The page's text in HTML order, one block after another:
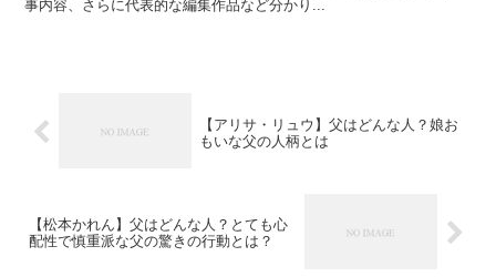
事内容、さらに代表的な編集作品など分かり...
【アリサ・リュウ】父はどんな人？娘お
もいな父の人柄とは
【松本かれん】父はどんな人？とても心
配性で慎重派な父の驚きの行動とは？